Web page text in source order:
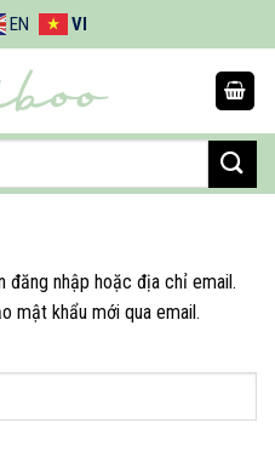
EN VI
đăng nhập hoặc địa chỉ email.
mật khẩu mới qua email.